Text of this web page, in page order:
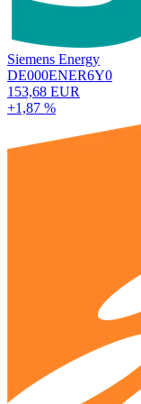
Siemens Energy
DE000ENER6Y0
153,68 EUR
+1,87 %